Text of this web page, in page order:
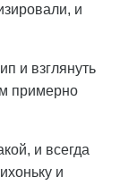
и
и взглянуть
примерно
и всегда
и